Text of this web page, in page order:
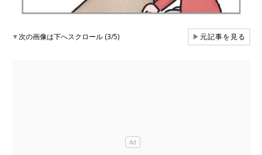
▼次の画像は下へスクロール (3/5) ▶元記事を見る